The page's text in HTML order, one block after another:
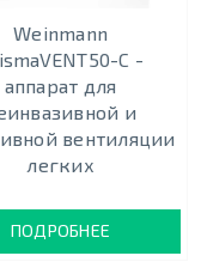
Weinmann
C -
аппарат для
и
вентиляции
легких
ПОДРОБНЕЕ